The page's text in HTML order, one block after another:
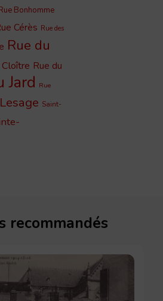
Bonhomme
Cérès Rue des
Rue du
Cloître Rue du
Jard Rue
Saint-
recommandés